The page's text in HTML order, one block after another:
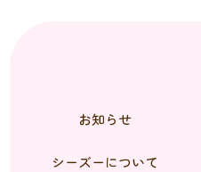
お知らせ
シーズーについて